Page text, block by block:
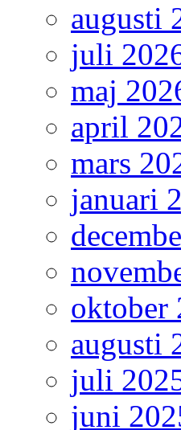
augusti
juli
maj
april
mars
januari
oktober
augusti
juli
juni